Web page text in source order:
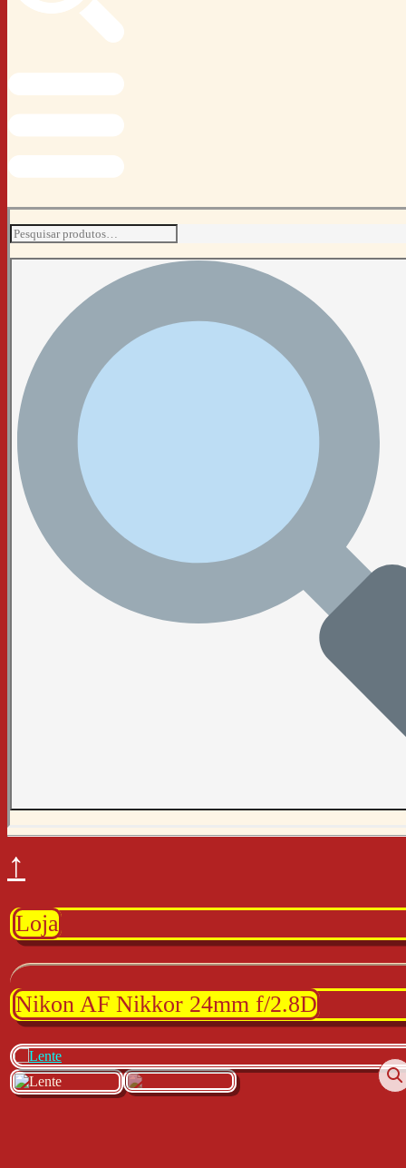
↑
Loja
Nikon AF Nikkor 24mm f/2.8D